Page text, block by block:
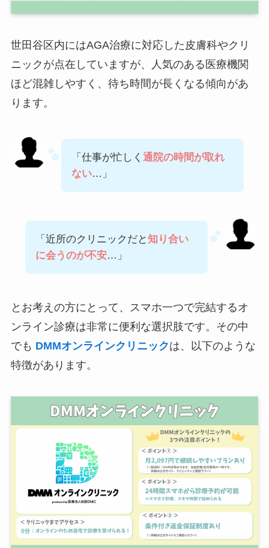
世田谷区内にはAGA治療に対応した皮膚科やクリ
ニックが点在していますが、人気のある医療機関
ほど混雑しやすく、待ち時間が長くなる傾向があ
ります。
「仕事が忙しく 通院の時間が取れ
ない…」
「近所のクリニックだと知り合い
に会うのが不安…」
とお考えの方にとって、スマホ一つで完結するオ
ンライン診療は非常に便利な選択肢です。その中
でも DMMオンラインクリニックは、以下のような
特徴があります。